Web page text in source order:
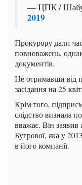
— ЦПК /
2019
Прокурору дали
повноважень,
документів.
Не отримавши від
засідання на 25
Крім того,
слідство визнала
вважає. Він заявив
Бугрової, яка у
в його компанії.